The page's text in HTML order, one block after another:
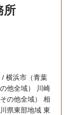
すさ、実力、
を効率的に運
に、「信頼
しています。
ネスにとって
することを使
時以降相談可
所
横浜市（青葉
他全域） 川崎
の他全域） 相
県東部地域 東